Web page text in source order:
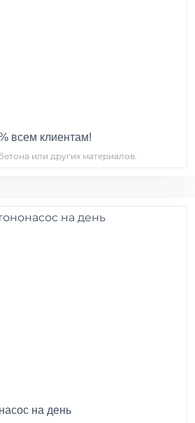
всем клиентам!
или других материалов.
на день